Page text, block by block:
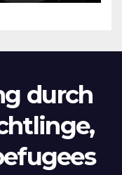
durch